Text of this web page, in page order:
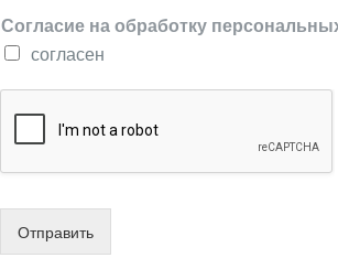
Согласие на обработку
согласен
Отправить